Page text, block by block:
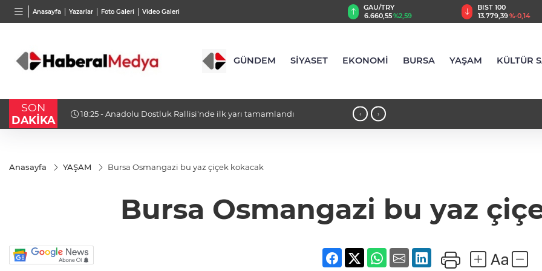
Anasayfa Yazarlar Foto Galeri Video Galeri
BGN
27,9743%-0,22
VND
0,0018%0,32
BIST 100
13.779,39%-0,14
USD
47,6787%0,18
GÜNDEM SİYASET EKONOMİ BURSA YAŞAM KÜLTÜR
SON
DAKİKA
18:23 - Bursa Osmangazi’nin nabzını Küplüpınar'da tuttu ‹ ›
Anasayfa YAŞAM Bursa Osmangazi bu yaz çiçek kokacak
Bursa Osmangazi bu yaz